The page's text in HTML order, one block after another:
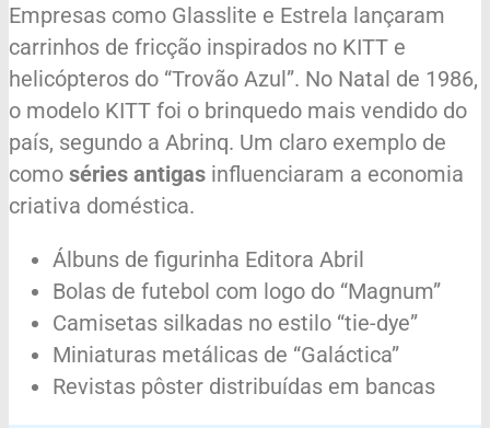
Empresas como Glasslite e Estrela lançaram
carrinhos de fricção inspirados no KITT e
helicópteros do “Trovão Azul”. No Natal de 1986,
o modelo KITT foi o brinquedo mais vendido do
país, segundo a Abrinq. Um claro exemplo de
como séries antigas influenciaram a economia
criativa doméstica.
Álbuns de figurinha Editora Abril
Bolas de futebol com logo do “Magnum”
Camisetas silkadas no estilo “tie-dye”
Miniaturas metálicas de “Galáctica”
Revistas pôster distribuídas em bancas